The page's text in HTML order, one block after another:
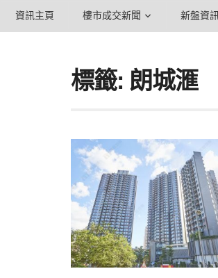
資訊主頁 樓市成交新聞 新盤資訊
標籤: 朗城滙